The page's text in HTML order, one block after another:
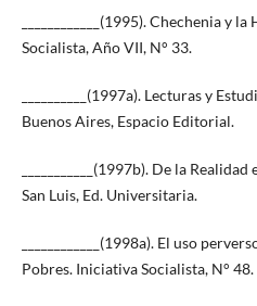
____________(1995). Chechenia
Socialista, Año VII, N° 33.
__________(1997a). Lecturas y
Buenos Aires, Espacio Editorial.
___________(1997b). De la
San Luis, Ed. Universitaria.
____________(1998a). El uso
Pobres. Iniciativa Socialista, N° 48.